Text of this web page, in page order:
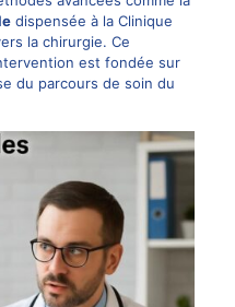
dispensée à la Clinique
la chirurgie. Ce
est fondée sur
du parcours de soin du